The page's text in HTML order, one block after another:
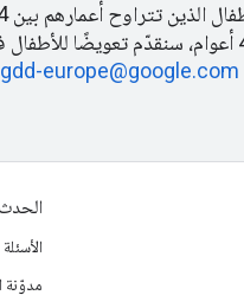
بالنسبة إلى الأطفال الذين تقل أعمارهم عن
gdd-europe@google.com
الحدث
مدوّنة